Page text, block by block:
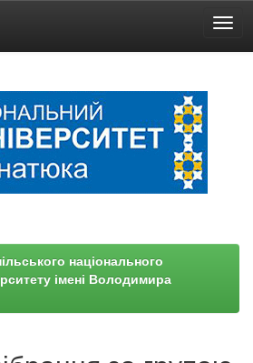
національного
імені Володимира